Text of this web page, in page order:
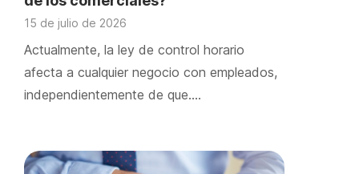
15 de julio de 2026
Actualmente, la ley de control horario
afecta a cualquier negocio con empleados,
independientemente de que….